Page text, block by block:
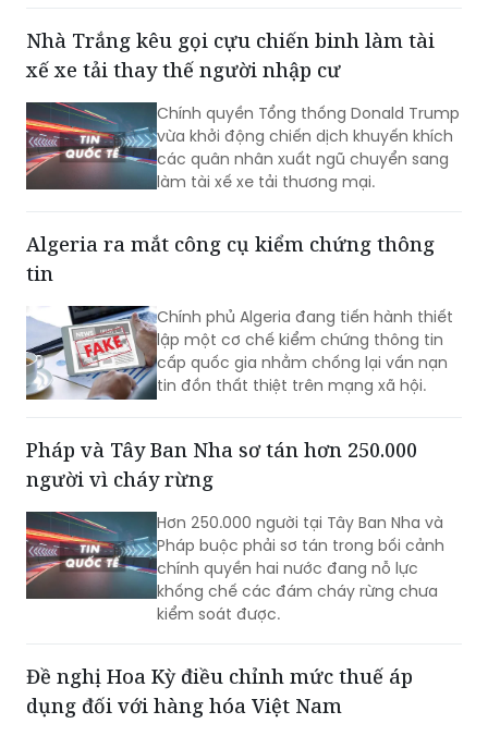
Nhà Trắng kêu gọi cựu chiến binh làm tài
xế xe tải thay thế người nhập cư
Chính quyền Tổng thống Donald Trump
vừa khởi động chiến dịch khuyến khích
các quân nhân xuất ngũ chuyển sang
làm tài xế xe tải thương mại.
Algeria ra mắt công cụ kiểm chứng thông
tin
Chính phủ Algeria đang tiến hành thiết
lập một cơ chế kiểm chứng thông tin
cấp quốc gia nhằm chống lại vấn nạn
tin đồn thất thiệt trên mạng xã hội.
Pháp và Tây Ban Nha sơ tán hơn 250.000
người vì cháy rừng
Hơn 250.000 người tại Tây Ban Nha và
Pháp buộc phải sơ tán trong bối cảnh
chính quyền hai nước đang nỗ lực
khống chế các đám cháy rừng chưa
kiểm soát được.
Đề nghị Hoa Kỳ điều chỉnh mức thuế áp
dụng đối với hàng hóa Việt Nam